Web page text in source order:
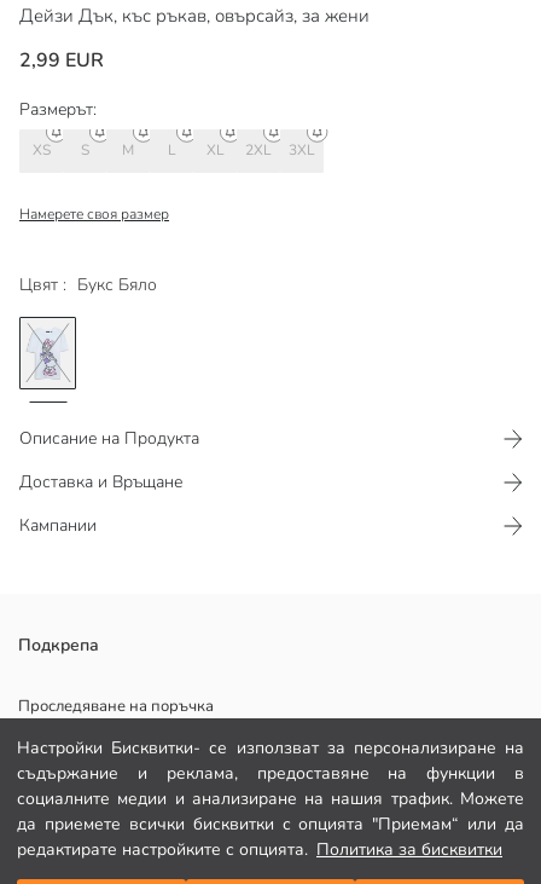
Настройки Бисквитки- се използват за персонализиране на
съдържание и реклама, предоставяне на функции в
социалните медии и анализиране на нашия трафик. Можете
да приемете всички бисквитки с опцията "Приемам“ или да
редактирате настройките с опцията. Политика за бисквитки
Дейзи Дък, къс ръкав, овърсайз, за жени
2,99 EUR
Цвят : Букс Бяло
Размерът:
XS S M L XL 2XL 3XL
Намерете своя размер
Описание на Продукта
Доставка и Връщане
Кампании
Лицензирана тениска за жени с Дейзи Дък, изработена от 100%
сресан памучен плат. Тя е с кръгло деколте и къси ръкави, и има
Държава на произход:
Продавач:
Марка:
Пол:
Подходящ:
Плат:
Подкрепа
Проследяване на поръчка
Формуляр за контакт
082 299 644
ПОМОЩ